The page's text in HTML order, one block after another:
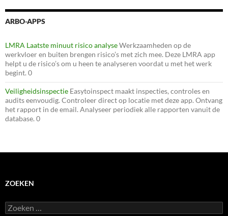
ARBO-APPS
LMRA Laatste minuut risico analyseWerkzaamheden op de
werkvloer en buiten brengen risico’s met zich mee. Deze LMRA app
helpt u de risico’s om u heen te analyseren voordat u met het werk
begint. 0
Veiligheidsinspectie Easytoinspect maakt inspecties, controles en
audits eenvoudig. Controleer direct op locatie met deze app. Ontvang
het rapport in de email. Analyseer periodiek alle rapporten vanuit de
database. 0
ZOEKEN
Zoeken